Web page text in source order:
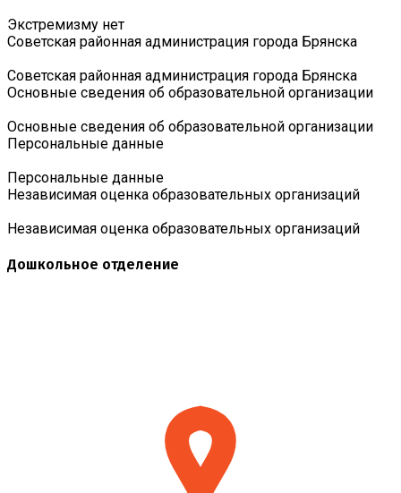
Экстремизму нет
Советская районная администрация города Брянска
Советская районная администрация города Брянска
Основные сведения об образовательной организации
Основные сведения об образовательной организации
Персональные данные
Персональные данные
Независимая оценка образовательных организаций
Независимая оценка образовательных организаций
Дошкольное отделение